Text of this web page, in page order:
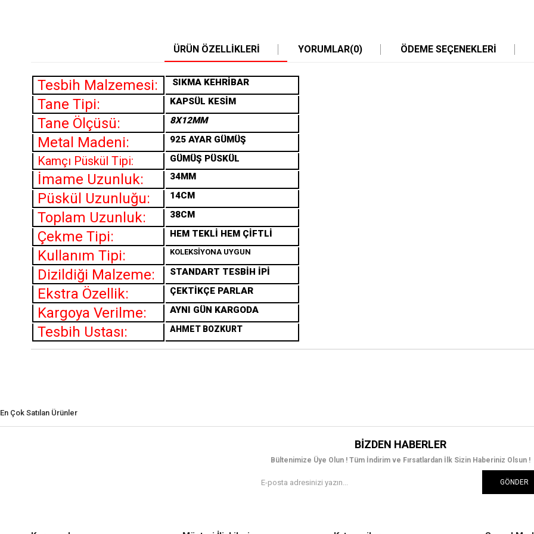
ÜRÜN ÖZELLIKLERI YORUMLAR(0) ÖDEME SEÇENEKLERI
Tesbih Malzemesi: SIKMA KEHRİBAR
Tane Tipi: KAPSÜL KESİM
Tane Ölçüsü: 8X12MM
Metal Madeni: 925 AYAR GÜMÜŞ
Kamçı Püskül Tipi: GÜMÜŞ PÜSKÜL
İmame Uzunluk: 34MM
Püskül Uzunluğu: 14CM
Toplam Uzunluk: 38CM
Çekme Tipi: HEM TEKLİ HEM ÇİFTLİ
Kullanım Tipi: KOLEKSİYONA UYGUN
Dizildiği Malzeme: STANDART TESBİH İPİ
Ekstra Özellik: ÇEKTİKÇE PARLAR
Kargoya Verilme: AYNI GÜN KARGODA
Tesbih Ustası: AHMET BOZKURT
En Çok Satılan Ürünler
BIZDEN HABERLER
Bültenimize Üye Olun ! Tüm İndirim ve Fırsatlardan İlk Sizin Haberiniz Olsun !
GÖNDER